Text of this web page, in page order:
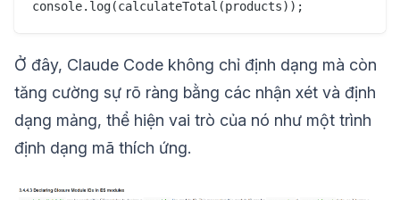
Ở đây, Claude Code không chỉ định dạng mà còn
tăng cường sự rõ ràng bằng các nhận xét và định
dạng mảng, thể hiện vai trò của nó như một trình
định dạng mã thích ứng.